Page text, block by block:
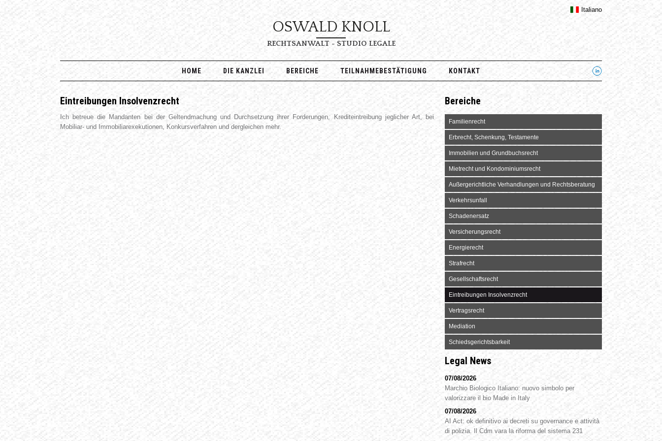
Italiano
OSWALD KNOLL
RECHTSANWALT - STUDIO LEGALE
HOME DIE KANZLEI BEREICHE TEILNAHMEBESTÄTIGUNG KONTAKT
Eintreibungen Insolvenzrecht
Ich betreue die Mandanten bei der Geltendmachung und Durchsetzung ihrer Forderungen, Krediteintreibung jeglicher Art, bei
Mobiliar- und Immobiliarexekutionen, Konkursverfahren und dergleichen mehr.
Bereiche
Familienrecht
Erbrecht, Schenkung, Testamente
Immobilien und Grundbuchsrecht
Mietrecht und Kondominiumsrecht
Außergerichtliche Verhandlungen und Rechtsberatung
Verkehrsunfall
Schadenersatz
Versicherungsrecht
Energierecht
Strafrecht
Gesellschaftsrecht
Eintreibungen Insolvenzrecht
Vertragsrecht
Mediation
Schiedsgerichtsbarkeit
Legal News
07/08/2026
Marchio Biologico Italiano: nuovo simbolo per
valorizzare il bio Made in Italy
07/08/2026
AI Act: ok definitivo ai decreti su governance e attività
di polizia. Il Cdm vara la riforma del sistema 231